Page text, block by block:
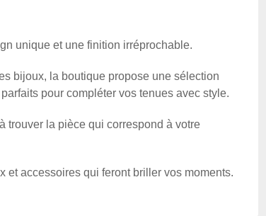
unique et une finition irréprochable.
bijoux, la boutique propose une sélection
pour compléter vos tenues avec style.
trouver la pièce qui correspond à votre
et accessoires qui feront briller vos moments.